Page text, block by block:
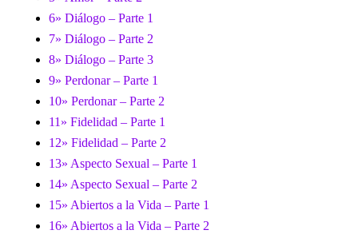
6» Diálogo – Parte 1
7» Diálogo – Parte 2
8» Diálogo – Parte 3
9» Perdonar – Parte 1
10» Perdonar – Parte 2
11» Fidelidad – Parte 1
12» Fidelidad – Parte 2
13» Aspecto Sexual – Parte 1
14» Aspecto Sexual – Parte 2
15» Abiertos a la Vida – Parte 1
16» Abiertos a la Vida – Parte 2